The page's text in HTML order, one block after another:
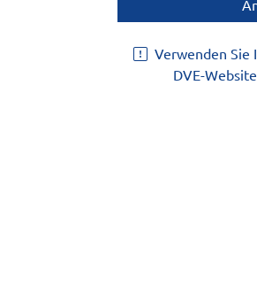
Verwenden Sie
DVE-